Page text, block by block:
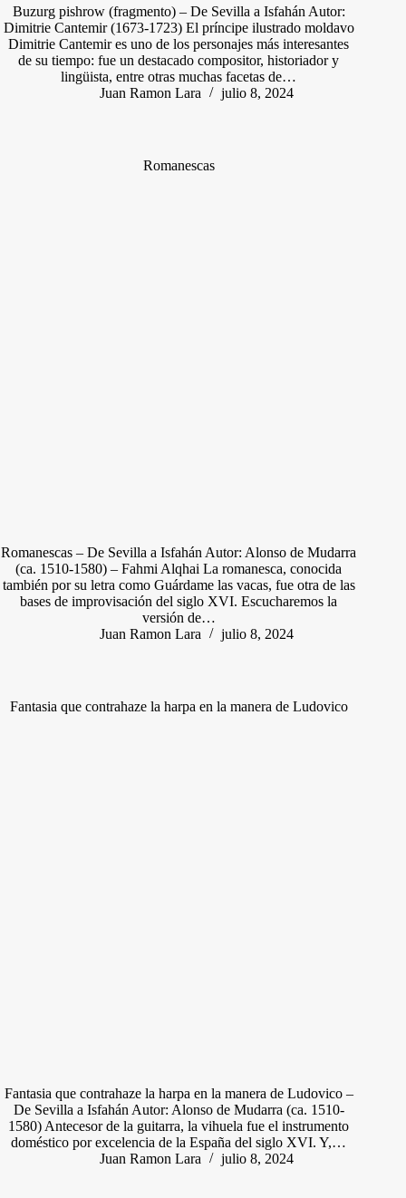
Buzurg pishrow (fragmento) – De Sevilla a Isfahán Autor:
Dimitrie Cantemir (1673-1723) El príncipe ilustrado moldavo
Dimitrie Cantemir es uno de los personajes más interesantes
de su tiempo: fue un destacado compositor, historiador y
lingüista, entre otras muchas facetas de…
Juan Ramon Lara
julio 8, 2024
Romanescas
Romanescas – De Sevilla a Isfahán Autor: Alonso de Mudarra
(ca. 1510-1580) – Fahmi Alqhai La romanesca, conocida
también por su letra como Guárdame las vacas, fue otra de las
bases de improvisación del siglo XVI. Escucharemos la
versión de…
Juan Ramon Lara
julio 8, 2024
Fantasia que contrahaze la harpa en la manera de Ludovico
Fantasia que contrahaze la harpa en la manera de Ludovico –
De Sevilla a Isfahán Autor: Alonso de Mudarra (ca. 1510-
1580) Antecesor de la guitarra, la vihuela fue el instrumento
doméstico por excelencia de la España del siglo XVI. Y,…
Juan Ramon Lara
julio 8, 2024